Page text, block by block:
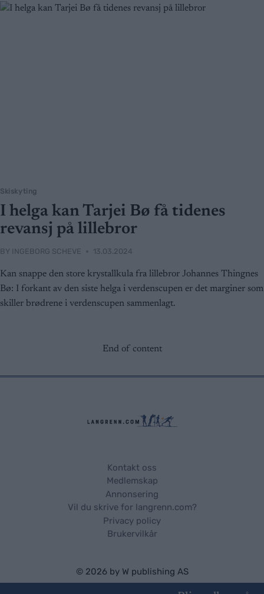
Skiskyting
I helga kan Tarjei Bø få tidenes
revansj på lillebror
BY INGEBORG SCHEVE 13.03.2024
Kan snappe den store krystallkula fra lillebror Johannes Thingnes
Bø: I forkant av den siste helga i verdenscupen er det marginer som
skiller brødrene i verdenscupen sammenlagt.
End of content
Kontakt oss
Medlemskap
Annonsering
Vil du skrive for langrenn.com?
Privacy policy
Brukervilkår
© 2026 by W publishing AS